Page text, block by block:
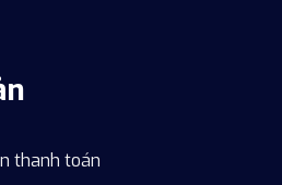
thanh toán